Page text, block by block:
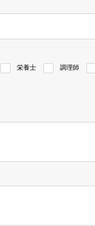
栄養士 調理師